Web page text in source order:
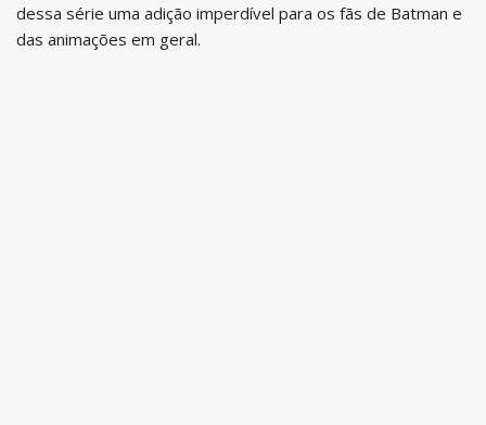
dessa série uma adição imperdível para os fãs de Batman e
das animações em geral.